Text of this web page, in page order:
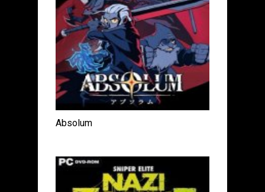
Absolum